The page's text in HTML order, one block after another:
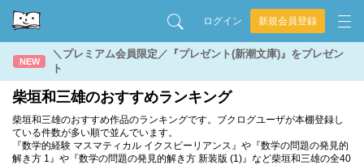
ログイン 新規会員登録
NEW
＼プレミアム会員限定／『プレゼント(新潮文庫)』をプレゼン
ト
柴垣和三雄のおすすめランキング
柴垣和三雄のおすすめ作品のランキングです。ブクログユーザが本棚登録し
ている件数が多い順で並んでいます。
『数学的経験 マスマティカル イクスピーリアンス』や『数学の問題の発見的
解き方 1』や『数学の問題の発見的解き方 新装版 (1)』など柴垣和三雄の全40